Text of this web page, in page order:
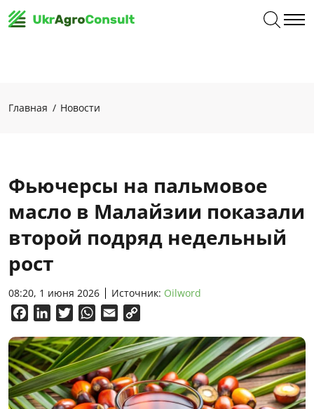
Главная Новости
Фьючерсы на пальмовое
масло в Малайзии показали
второй подряд недельный
рост
08:20, 1 июня 2026 Источник: Oilword
FacebookLinkedInTwitterWhatsApp
Email